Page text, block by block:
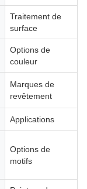
Traitement de
surface
Options de
couleur
Marques de
revêtement
Applications
Options de
motifs